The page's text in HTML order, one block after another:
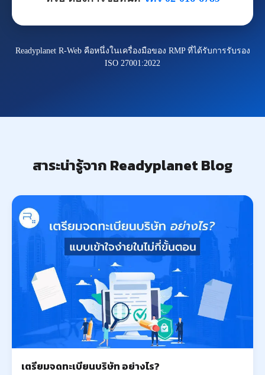
Readyplanet R-Web คือหนึ่งในเครื่องมือของ RMP ที่ได้รับการรับรอง
ISO 27001:2022
สาระน่ารู้จาก Readyplanet Blog
เตรียมจดทะเบียนบริษัท อย่างไร?